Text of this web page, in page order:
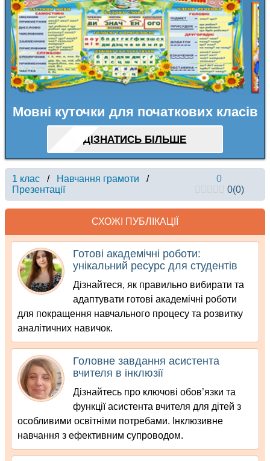
Мовні куточки для початкових класів
ДІЗНАТИСЬ БІЛЬШЕ
1 клас / Навчання грамоти
/
Презентації
0
0(0)
СХОЖІ ПУБЛІКАЦІЇ
Готові академічні роботи:
унікальний ресурс для студентів
Дізнайтеся, як правильно вибирати та
адаптувати готові академічні роботи
для покращення навчального процесу та розвитку
аналітичних навичок.
Головне завдання асистента
вчителя в інклюзії
Дізнайтесь про ключові обов’язки та
функції асистента вчителя для дітей з
особливими освітніми потребами. Інклюзивне
навчання з ефективним супроводом.